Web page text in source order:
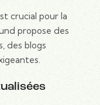
crucial pour la
propose des
des blogs